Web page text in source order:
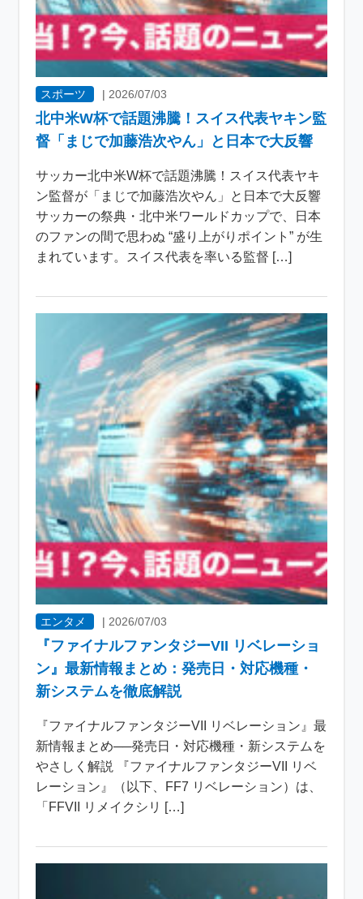
スポーツ | 2026/07/03
北中米W杯で話題沸騰！スイス代表ヤキン監
督「まじで加藤浩次やん」と日本で大反響
サッカー北中米W杯で話題沸騰！スイス代表ヤキ
ン監督が「まじで加藤浩次やん」と日本で大反響
サッカーの祭典・北中米ワールドカップで、日本
のファンの間で思わぬ “盛り上がりポイント” が生
まれています。スイス代表を率いる監督 […]
エンタメ | 2026/07/03
『ファイナルファンタジーVII リベレーショ
ン』最新情報まとめ：発売日・対応機種・
新システムを徹底解説
『ファイナルファンタジーVII リベレーション』最
新情報まとめ──発売日・対応機種・新システムを
やさしく解説 『ファイナルファンタジーVII リベ
レーション』（以下、FF7 リベレーション）は、
「FFVII リメイクシリ […]